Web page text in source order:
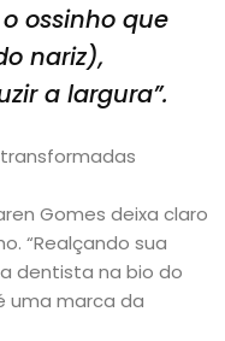
ossinho que
nariz),
a largura”.
Gomes deixa claro
“Realçando sua
dentista na bio do
uma marca da